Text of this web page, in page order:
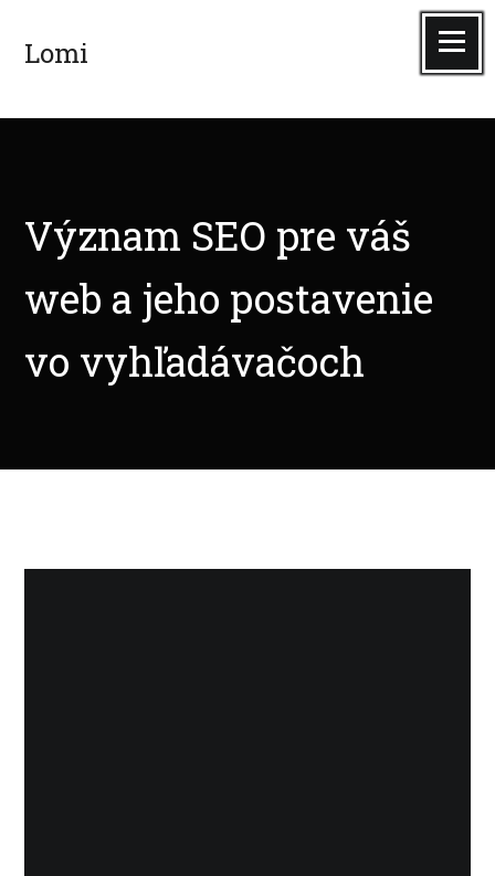
Lomi Menu
Význam SEO pre váš
web a jeho postavenie
vo vyhľadávačoch